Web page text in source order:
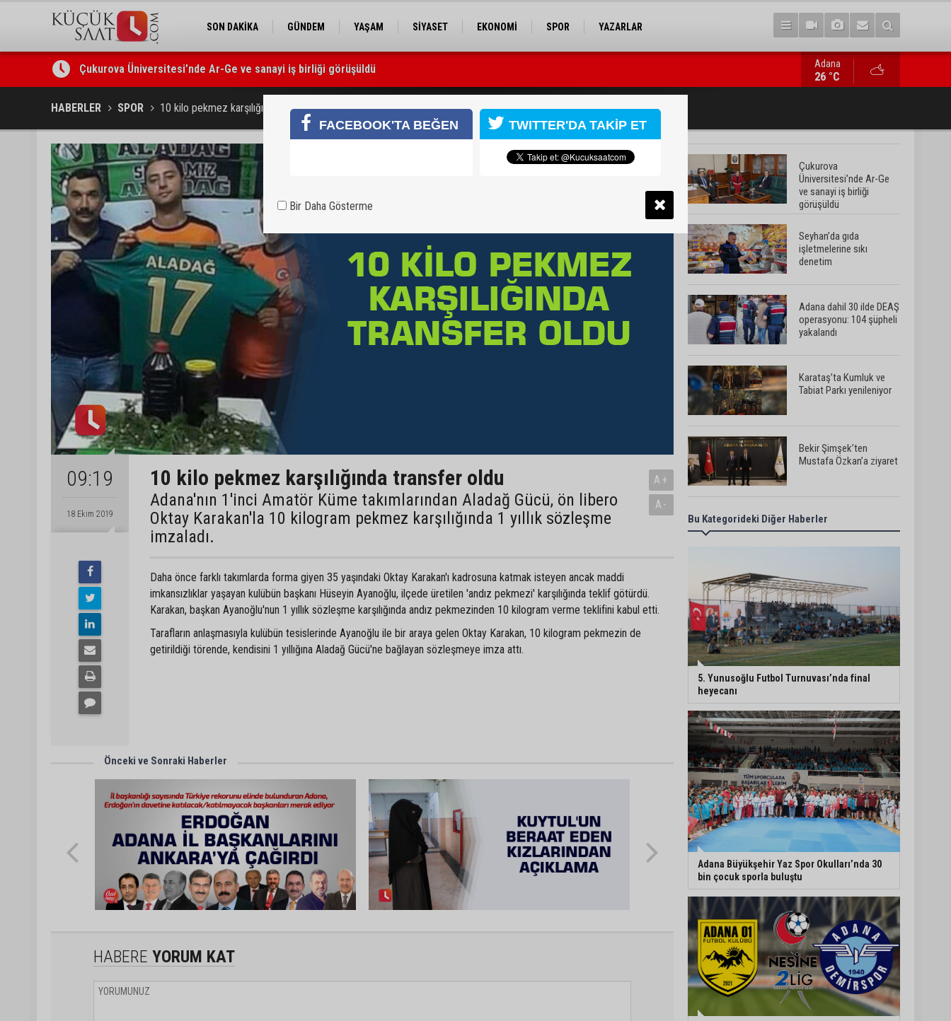
SON DAKİKA GÜNDEM YAŞAM SİYASET EKONOMİ SPOR YAZARLAR
Çukurova Üniversitesi’nde Ar-Ge ve sanayi iş birliği görüşüldü
Seyhan’da gıda işletmelerine sıkı denetim
Adana dahil 30 ilde DEAŞ operasyonu: 104 şüpheli yakalandı
Adana
26 °C
HABERLER SPOR 10 kilo pekmez karşılığında transfer oldu
09:19
18 Ekim 2019
10 kilo pekmez karşılığında transfer oldu
Adana'nın 1'inci Amatör Küme takımlarından Aladağ Gücü, ön libero
Oktay Karakan'la 10 kilogram pekmez karşılığında 1 yıllık sözleşme
imzaladı.
A+
A-
Daha önce farklı takımlarda forma giyen 35 yaşındaki Oktay Karakan'ı kadrosuna katmak isteyen ancak maddi
imkansızlıklar yaşayan kulübün başkanı Hüseyin Ayanoğlu, ilçede üretilen 'andız pekmezi' karşılığında teklif götürdü.
Karakan, başkan Ayanoğlu'nun 1 yıllık sözleşme karşılığında andız pekmezinden 10 kilogram verme teklifini kabul etti.
Tarafların anlaşmasıyla kulübün tesislerinde Ayanoğlu ile bir araya gelen Oktay Karakan, 10 kilogram pekmezin de
getirildiği törende, kendisini 1 yıllığına Aladağ Gücü'ne bağlayan sözleşmeye imza attı.
Önceki ve Sonraki Haberler
HABERE YORUM KAT
Çukurova
Üniversitesi’nde Ar-Ge
ve sanayi iş birliği
görüşüldü
Seyhan’da gıda
işletmelerine sıkı
denetim
Adana dahil 30 ilde DEAŞ
operasyonu: 104 şüpheli
yakalandı
Karataş’ta Kumluk ve
Tabiat Parkı yenileniyor
Bekir Şimşek’ten
Mustafa Özkan’a ziyaret
Ceyhan’da asfalt
çalışmaları sürüyor
Ceyhan’da açık hava
sineması keyfi iki farklı
parkta devam ediyor
5. Yunusoğlu Futbol
Turnuvası’nda final
heyecanı
Ceyhan’da Necdet
Sevinç Parkı’nda bakım
çalışması
Orhan Bayram’dan AK
Parti’ye Yüreğir çıkışı:
“Bizim belediye meclis
üyelerimize ne yaptınız?
Siz önce onu anlatın”
Bu Kategorideki Diğer Haberler
5. Yunusoğlu Futbol Turnuvası’nda final
heyecanı
Adana Büyükşehir Yaz Spor Okulları’nda 30
bin çocuk sporla buluştu
FACEBOOK'TA BEĞEN TWITTER'DA TAKİP ET
Bir Daha Gösterme